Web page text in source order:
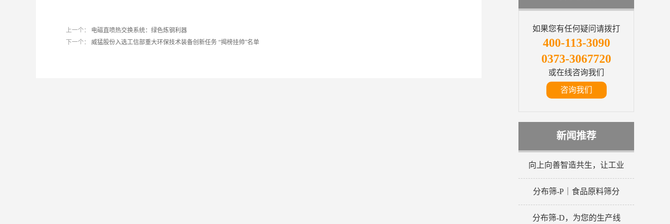
上一个：
电磁直喷热交换系统：绿色炼钢利器
下一个：
威猛股份入选工信部重大环保技术装备创新任务 “揭榜挂帅”名单
如果您有任何疑问请拨打
400-113-3090
0373-3067720
或在线咨询我们
咨询我们
新闻推荐
向上向善智造共生，让工业
分布筛-P｜食品原料筛分
分布筛-D，为您的生产线